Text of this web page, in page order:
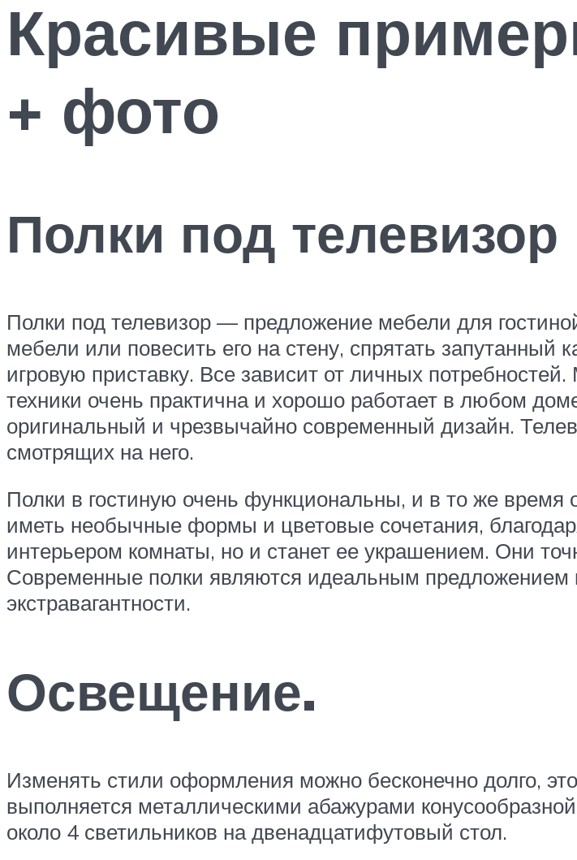
Красивые
+ фото
Полки под телевизор
Полки под телевизор — предложение мебели для
мебели или повесить его на стену, спрятать запутанный
игровую приставку. Все зависит от личных
техники очень практична и хорошо работает в любом
оригинальный и чрезвычайно современный дизайн.
смотрящих на него.
Полки в гостиную очень функциональны, и в то же
иметь необычные формы и цветовые сочетания,
интерьером комнаты, но и станет ее украшением. Они
Современные полки являются идеальным предложением
экстравагантности.
Освещение.
Изменять стили оформления можно бесконечно долго,
выполняется металлическими абажурами
около 4 светильников на двенадцатифутовый стол.